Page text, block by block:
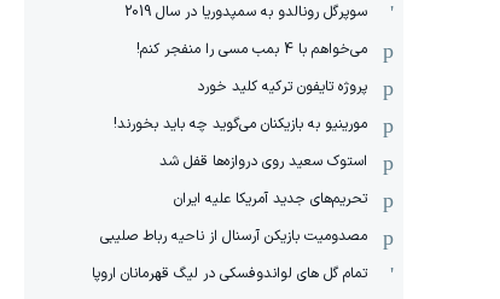
سوپرگل رونالدو به سمپدوریا در سال 2019
می‌خواهم با 4 بمب مسی را منفجر کنم!
پروژه تایفون ترکیه کلید خورد
مورینیو به بازیکنان می‌گوید چه باید بخورند!
استوک سعید روی دروازه‌ها قفل شد
تحریم‌های جدید آمریکا علیه ایران
مصدومیت بازیکن آرسنال از ناحیه رباط صلیبی
تمام گل های لواندوفسکی در لیگ قهرمانان اروپا